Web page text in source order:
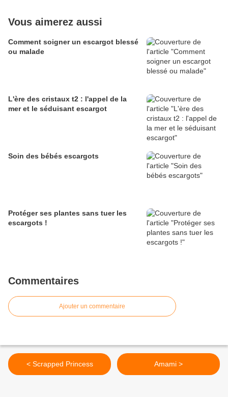
Vous aimerez aussi
Comment soigner un escargot blessé
ou malade
L'ère des cristaux t2 : l'appel de la
mer et le séduisant escargot
Soin des bébés escargots
Protéger ses plantes sans tuer les
escargots !
Commentaires
Ajouter un commentaire
< Scrapped Princess Amami >